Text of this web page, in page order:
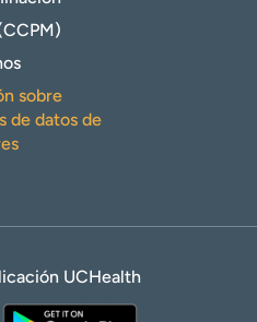
sobre
de datos de
UCHealth